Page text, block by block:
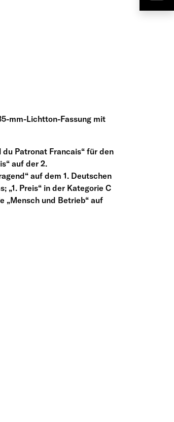
mm-Lichtton-Fassung mit
Patronat Francais“ für den
auf der 2.
auf dem 1. Deutschen
„1. Preis“ in der Kategorie C
„Mensch und Betrieb“ auf